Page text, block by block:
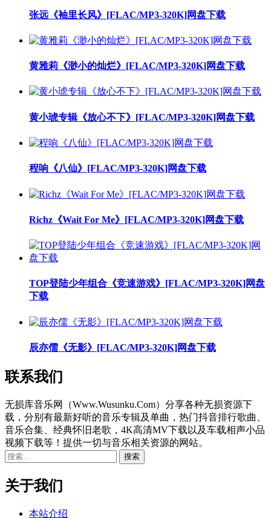
张远《袖里长风》[FLAC/MP3-320K]网盘下载
黄雅莉《渺小的灿烂》[FLAC/MP3-320K]网盘下载
黄小琥专辑《放心不下》[FLAC/MP3-320K]网盘下载
程响《八仙》[FLAC/MP3-320K]网盘下载
Richz《Wait For Me》[FLAC/MP3-320K]网盘下载
TOP登陆少年组合《竞速游戏》[FLAC/MP3-320K]网盘
下载
辰亦儒《无影》[FLAC/MP3-320K]网盘下载
联系我们
无损库音乐网（Www.Wusunku.Com）分享各种无损资源下
载，分别有最新好听的音乐专辑及单曲，热门抖音排行歌曲、
音乐合集、经典怀旧老歌，4K高清MV下载以及车载相声小品
视频下载等！提供一切与音乐相关资源的网站。
关于我们
本站介绍